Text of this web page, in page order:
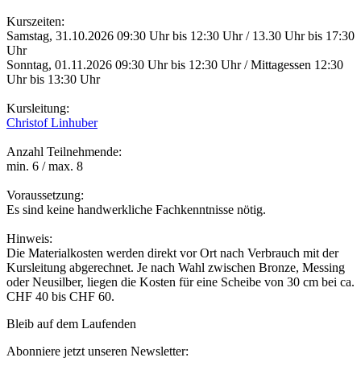
Kurszeiten:
Samstag, 31.10.2026 09:30 Uhr bis 12:30 Uhr / 13.30 Uhr bis 17:30
Uhr
Sonntag, 01.11.2026 09:30 Uhr bis 12:30 Uhr / Mittagessen 12:30
Uhr bis 13:30 Uhr
Kursleitung:
Christof Linhuber
Anzahl Teilnehmende:
min. 6 / max. 8
Voraussetzung:
Es sind keine handwerkliche Fachkenntnisse nötig.
Hinweis:
Die Materialkosten werden direkt vor Ort nach Verbrauch mit der
Kursleitung abgerechnet. Je nach Wahl zwischen Bronze, Messing
oder Neusilber, liegen die Kosten für eine Scheibe von 30 cm bei ca.
CHF 40 bis CHF 60.
Bleib auf dem Laufenden
Abonniere jetzt unseren Newsletter: